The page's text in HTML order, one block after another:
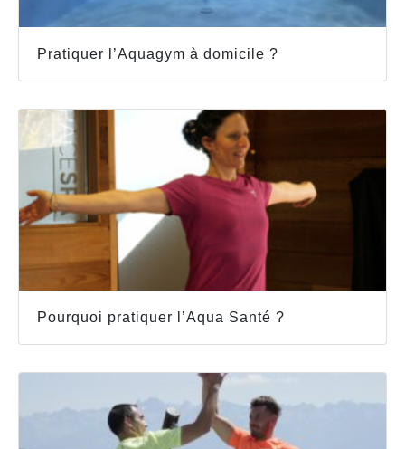
Pratiquer l’Aquagym à domicile ?
Pourquoi pratiquer l’Aqua Santé ?